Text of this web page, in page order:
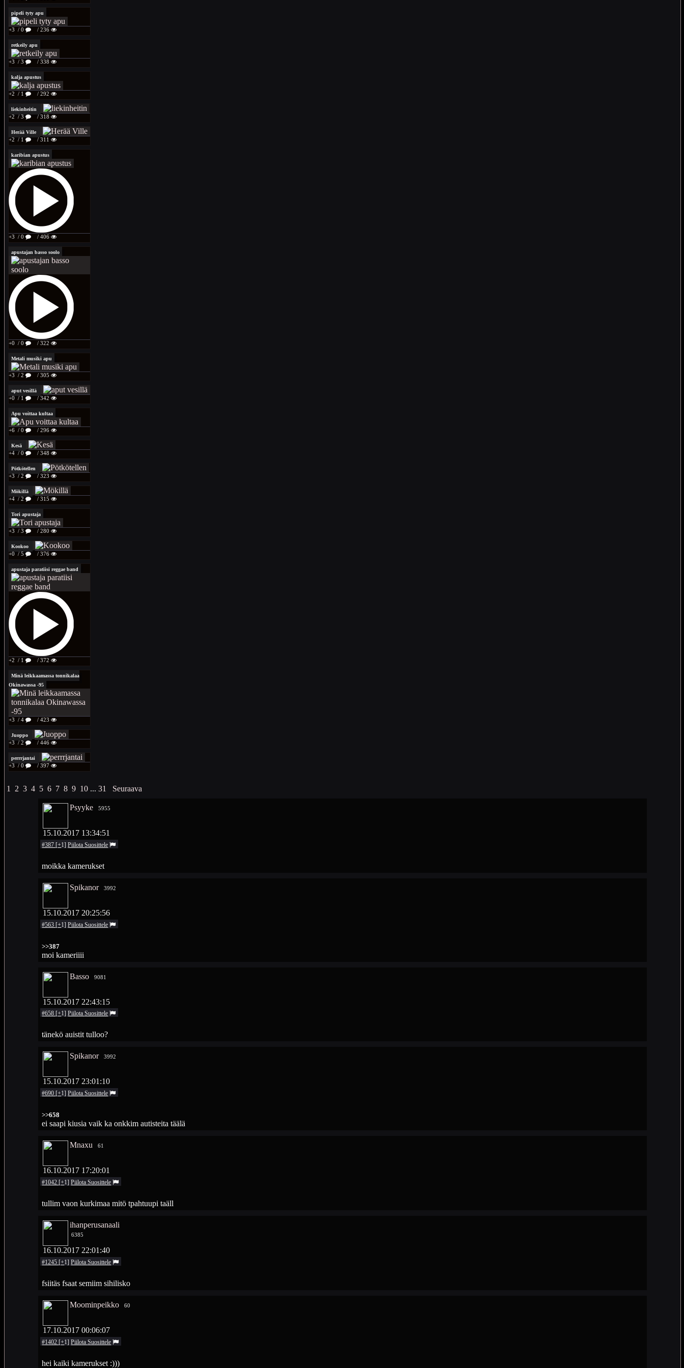
pipeli tyty apu
+3 / 0 / 236
retkeily apu
+3 / 3 / 338
kalja apustus
+2 / 1 / 292
liekinheitin
+2 / 3 / 318
Herää Ville
+2 / 1 / 311
karibian apustus
+3 / 0 / 406
apustajan basso soolo
+0 / 0 / 322
Metali musiki apu
+3 / 2 / 305
aput vesillä
+0 / 1 / 342
Apu voittaa kultaa
+6 / 0 / 296
Kesä
+4 / 0 / 348
Pötkötellen
+3 / 2 / 323
Mökillä
+4 / 2 / 315
Tori apustaja
+3 / 3 / 280
Kookoo
+0 / 5 / 376
apustaja paratiisi reggae band
+2 / 1 / 372
Minä leikkaamassa tonnikalaa
Okinawassa -95
+3 / 4 / 423
Juoppo
+3 / 2 / 446
perrrjantai
+3 / 0 / 397
1 2 3 4 5 6 7 8 9 10 ... 31 Seuraava
Psyyke 5955
15.10.2017 13:34:51
#387 [+1]PiilotaSuosittele
moikka kamerukset
Spikanor 3992
15.10.2017 20:25:56
#563 [+1]PiilotaSuosittele
>>387
moi kameriiii
Basso 9081
15.10.2017 22:43:15
#658 [+1]PiilotaSuosittele
tänekö auistit tulloo?
Spikanor 3992
15.10.2017 23:01:10
#690 [+1]PiilotaSuosittele
>>658
ei saapi kiusia vaik ka onkkim autisteita täälä
Mnaxu 61
16.10.2017 17:20:01
#1042 [+1]PiilotaSuosittele
tullim vaon kurkimaa mitö tpahtuupi taäll
ihanperusanaali
6385
16.10.2017 22:01:40
#1245 [+1]PiilotaSuosittele
fsiitäs fsaat semiim sihilisko
Moominpeikko 60
17.10.2017 00:06:07
#1402 [+1]PiilotaSuosittele
hei kaiki kamerukset :)))